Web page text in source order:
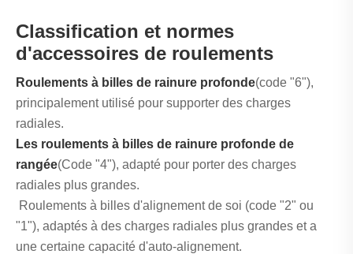
Classification et normes
d'accessoires de roulements
Roulements à billes de rainure profonde‌(code "6"),
principalement utilisé pour supporter des charges
radiales.
‌Les roulements à billes de rainure profonde de
rangée(Code "4"), adapté pour porter des charges
radiales plus grandes.
‌ Roulements à billes d'alignement de soi (code "2" ou
"1"), adaptés à des charges radiales plus grandes et a
une certaine capacité d'auto-alignement.